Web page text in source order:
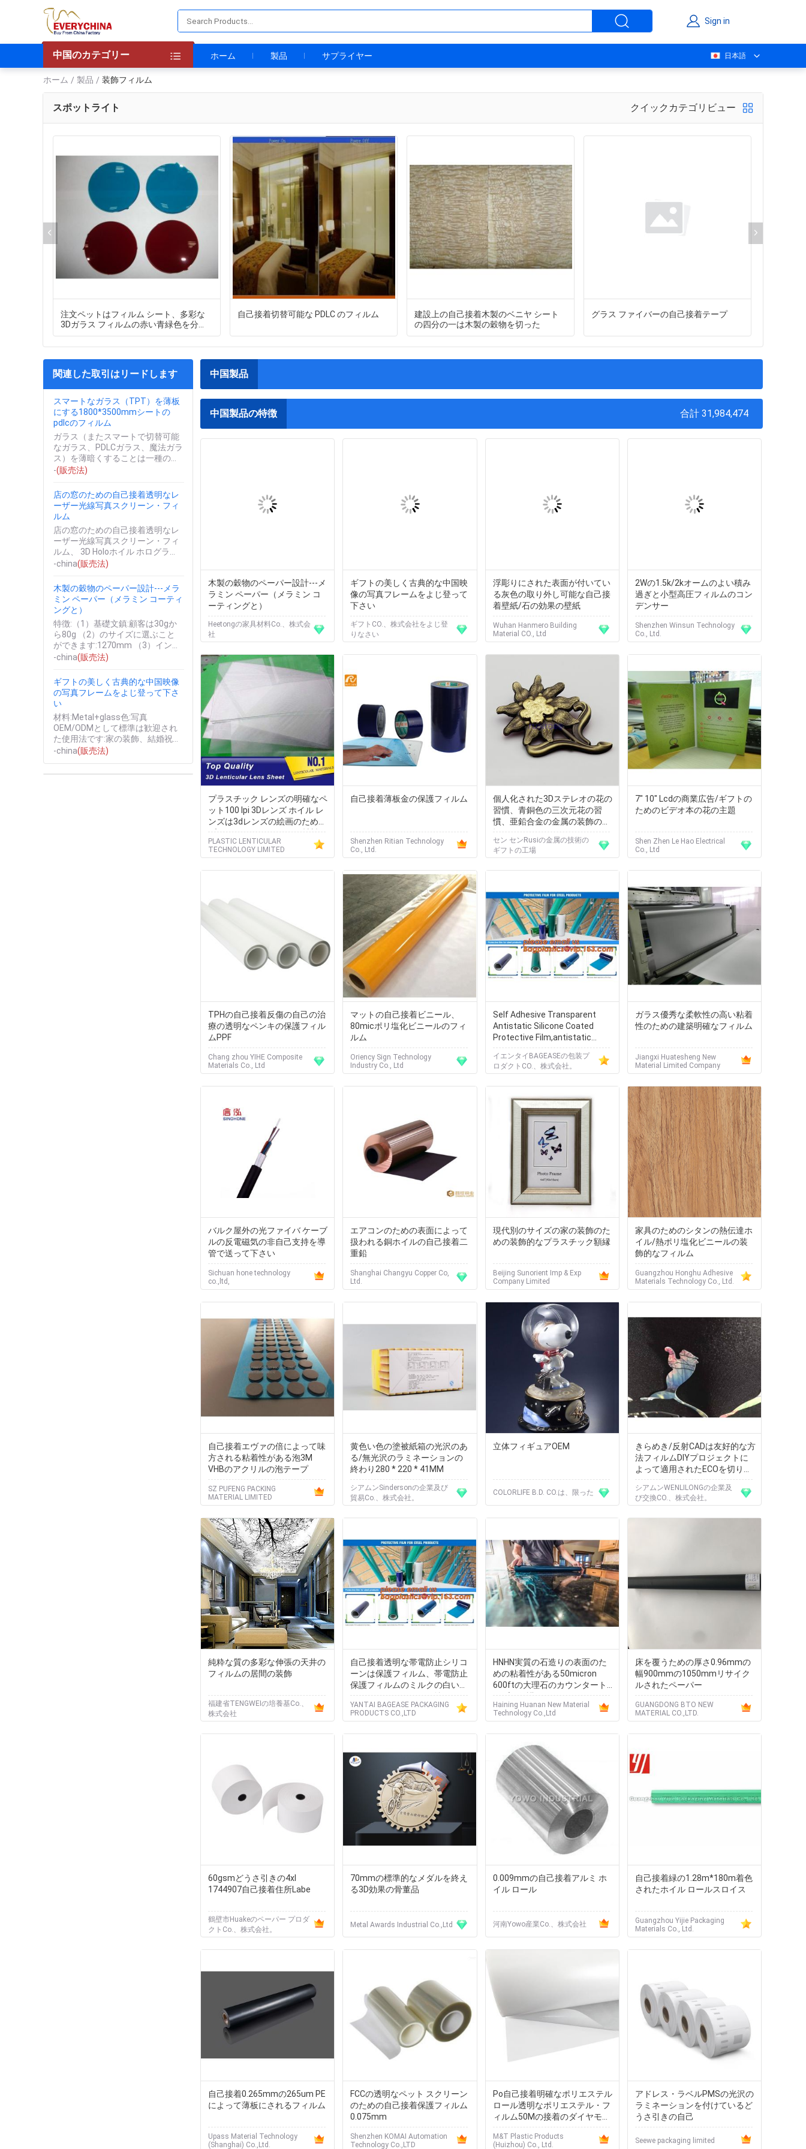
Sign in
中国のカテゴリー ホーム 製品 サプライヤー 日本語
ホーム / 製品 / 装飾フィルム
スポットライト クイックカテゴリビュー
注文ペットはフィルム シート、多彩な
3Dガラス フィルムの赤い青緑色を分極
しました
自己接着切替可能な PDLC のフィルム
建設上の自己接着木製のベニヤ シート
の四分の一は木製の穀物を切った
グラス ファイバーの自己接着テープ
関連した取引はリードします
スマートなガラス（TPT）を薄板
にする1800*3500mmシートの
pdlcのフィルム
ガラス（またスマートで切替可能
なガラス、PDLCガラス、魔法ガラ
ス）を薄暗くすることは一種の透
明な、曇らされた（不透明な）状
御を使...
-(販売法)
店の窓のための自己接着透明なレ
ーザー光線写真スクリーン・フィ
ルム
店の窓のための自己接着透明なレ
ーザー光線写真スクリーン・フィ
ルム、 3D Holoホイル ホログラム
の背面映写のフィルムは視聴者が
メ...
-china(販売法)
木製の穀物のペーパー設計---メラ
ミン ペーパー（メラミン コーティ
ングと）
特徴:（1）基礎文鎮:顧客は30gか
ら80g （2）のサイズに選ぶこと
ができます:1270mm （3）インク:
輸入されたインク、国内インク
-china(販売法)
ギフトの美しく古典的な中国映像
の写真フレームをよじ登って下さ
い
材料:Metal+glass色:写真
OEM/ODMとして標準は歓迎され
た使用法です:家の装飾、結婚祝い
製造業者、結婚式の好意、ビジネ
-china(販売法)
中国製品
中国製品の特徴 合計 31,984,474
木製の穀物のペーパー設計---メ
ラミン ペーパー（メラミン コ
ーティングと）
Heetongの家具材料Co.、株式会
社
ギフトの美しく古典的な中国映
像の写真フレームをよじ登って
下さい
ギフトCO.、株式会社をよじ登
りなさい
浮彫りにされた表面が付いてい
る灰色の取り外し可能な自己接
着壁紙/石の効果の壁紙
Wuhan Hanmero Building
Material CO., Ltd
2Wの1.5k/2kオームのよい積み
過ぎと小型高圧フィルムのコン
デンサー
Shenzhen Winsun Technology
Co., Ltd.
プラスチック レンズの明確なペ
ット100 lpi 3Dレンズ ホイル レ
ンズは3dレンズの絵画のための
プラスチック3dフィルム材料を
広げる
PLASTIC LENTICULAR
TECHNOLOGY LIMITED
自己接着薄板金の保護フィルム
Shenzhen Ritian Technology
Co., Ltd.
個人化された3Dステレオの花の
習慣、青銅色の三次元花の習
慣、亜鉛合金の金属の装飾の習
慣
セン センRusiの金属の技術の
ギフトの工場
7" 10" Lcdの商業広告/ギフトの
ためのビデオ本の花の主題
Shen Zhen Le Hao Electrical
Co., Ltd
TPHの自己接着反傷の自己の治
療の透明なペンキの保護フィル
ムPPF
Chang zhou YIHE Composite
Materials Co., Ltd
マットの自己接着ビニール、
80micポリ塩化ビニールのフィ
ルム
Oriency Sign Technology
Industry Co., Ltd
Self Adhesive Transparent
Antistatic Silicone Coated
Protective Film,antistatic
protective film milk white
stretch film
イエンタイBAGEASEの包装プ
ロダクトCO.、株式会社。
ガラス優秀な柔軟性の高い粘着
性のための建築明確なフィルム
Jiangxi Huatesheng New
Material Limited Company
バルク屋外の光ファイバ ケーブ
ルの反電磁気の非自己支持を導
管で送って下さい
Sichuan hone technology
co.,ltd,
エアコンのための表面によって
扱われる銅ホイルの自己接着二
重鉛
Shanghai Changyu Copper Co,
Ltd.
現代別のサイズの家の装飾のた
めの装飾的なプラスチック額縁
Beijing Sunorient Imp & Exp
Company Limited
家具のためのシタンの熱伝達ホ
イル/熱ポリ塩化ビニールの装
飾的なフィルム
Guangzhou Honghu Adhesive
Materials Technology Co., Ltd.
自己接着エヴァの倍によって味
方される粘着性がある泡3M
VHBのアクリルの泡テープ
SZ PUFENG PACKING
MATERIAL LIMITED
黄色い色の塗被紙箱の光沢のあ
る/無光沢のラミネーションの
終わり280 * 220 * 41MM
シアムンSindersonの企業及び
貿易Co.、株式会社。
立体フィギュアOEM
COLORLIFE B.D. CO.は、限った
きらめき/反射CADは友好的な方
法フィルムDIYプロジェクトに
よって適用されたECOを切りま
した
シアムンWENLILONGの企業及
び交換CO.、株式会社。
純粋な質の多彩な伸張の天井の
フィルムの居間の装飾
福建省TENGWEIの培養基Co.、
株式会社
自己接着透明な帯電防止シリコ
ーンは保護フィルム、帯電防止
保護フィルムのミルクの白いス
トレッチ・フィルムに塗りまし
た
YANTAI BAGEASE PACKAGING
PRODUCTS CO.,LTD
HNHN実質の石造りの表面のた
めの粘着性がある50micron
600ftの大理石のカウンタート
ップの保護フィルム
Haining Huanan New Material
Technology Co.,Ltd
床を覆うための厚さ0.96mmの
幅900mmの1050mmリサイク
ルされたペーパー
GUANGDONG BTO NEW
MATERIAL CO.,LTD.
60gsmどうさ引きの4xl
1744907自己接着住所Labe
鶴壁市Huakeのペーパー プロダ
クトCo.、株式会社。
70mmの標準的なメダルを終え
る3D効果の骨董品
Metal Awards Industrial Co.,Ltd
0.009mmの自己接着アルミ ホ
イル ロール
河南Yowo産業Co.、株式会社
自己接着緑の1.28m*180m着色
されたホイル ロールスロイス
Guangzhou Yijie Packaging
Materials Co., Ltd.
自己接着0.265mmの265um PE
によって薄板にされるフィルム
Upass Material Technology
(Shanghai) Co.,Ltd.
FCCの透明なペット スクリーン
のための自己接着保護フィルム
0.075mm
Shenzhen KOMAI Automation
Technology Co.,LTD
Po自己接着明確なポリエステル
ロール透明なポリエステル・フ
ィルム50Mの接着のダイヤモン
ド
M&T Plastic Products
(Huizhou) Co., Ltd.
アドレス・ラベルPMSの光沢の
ラミネーションを付けているど
うさ引きの自己
Seewe packaging limited